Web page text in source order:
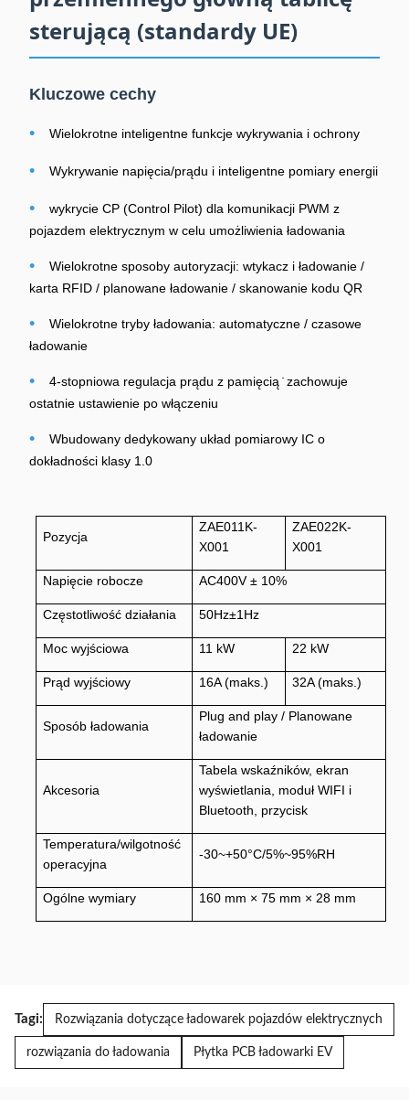
sterującą (standardy UE)
Kluczowe cechy
• Wielokrotne inteligentne funkcje wykrywania i ochrony
• Wykrywanie napięcia/prądu i inteligentne pomiary energii
•
wykrycie CP (Control Pilot) dla komunikacji PWM z
pojazdem elektrycznym w celu umożliwienia ładowania
•
Wielokrotne sposoby autoryzacji: wtykacz i ładowanie /
karta RFID / planowane ładowanie / skanowanie kodu QR
•
Wielokrotne tryby ładowania: automatyczne / czasowe
ładowanie
•
4-stopniowa regulacja prądu z pamięcią ̇ zachowuje
ostatnie ustawienie po włączeniu
•
Wbudowany dedykowany układ pomiarowy IC o
dokładności klasy 1.0
Pozycja
ZAE011K-
X001
ZAE022K-
X001
Napięcie robocze AC400V ± 10%
Częstotliwość działania 50Hz±1Hz
Moc wyjściowa 11 kW 22 kW
Prąd wyjściowy 16A (maks.) 32A (maks.)
Sposób ładowania
Plug and play / Planowane
ładowanie
Akcesoria
Tabela wskaźników, ekran
wyświetlania, moduł WIFI i
Bluetooth, przycisk
Temperatura/wilgotność
operacyjna
-30~+50°C/5%~95%RH
Ogólne wymiary 160 mm × 75 mm × 28 mm
Tagi: Rozwiązania dotyczące ładowarek pojazdów elektrycznych
rozwiązania do ładowania Płytka PCB ładowarki EV